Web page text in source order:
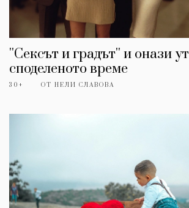
''Сексът и градът'' и онази
споделеното време
30+ ОТ НЕЛИ СЛАВОВА
Мода
Dialogue
Изкуство
За нас
Реклама
Политика за